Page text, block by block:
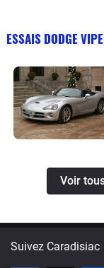
ESSAIS DODGE
Voir
Suivez Caradisiac